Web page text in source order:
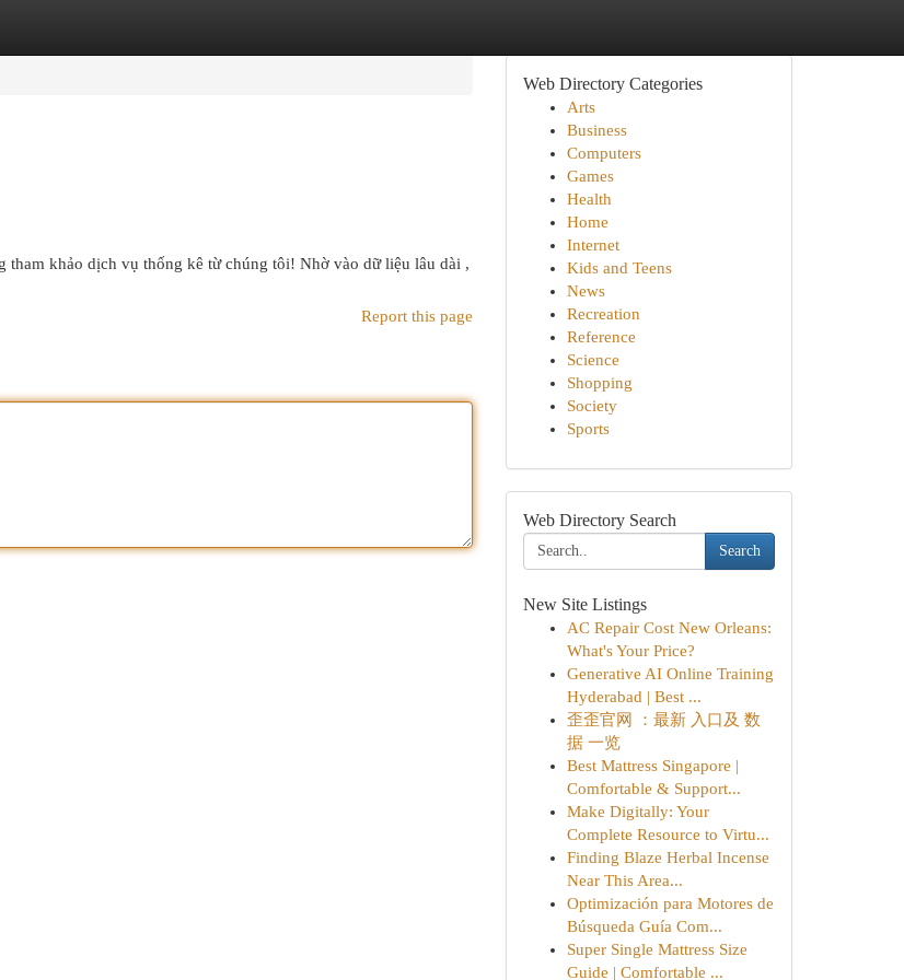
khảo dịch vụ thống kê từ chúng tôi! Nhờ vào dữ liệu lâu dài ,
Report this page
Web Directory Categories
Arts
Business
Computers
Games
Health
Home
Internet
Kids and Teens
News
Recreation
Reference
Science
Shopping
Society
Sports
Web Directory Search
Search
New Site Listings
AC Repair Cost New Orleans:
What's Your Price?
Generative AI Online Training
Hyderabad | Best ...
歪歪官网 ：最新 入口及 数
据 一览
Best Mattress Singapore |
Comfortable & Support...
Make Digitally: Your
Complete Resource to Virtu...
Finding Blaze Herbal Incense
Near This Area...
Optimización para Motores de
Búsqueda Guía Com...
Super Single Mattress Size
Guide | Comfortable ...